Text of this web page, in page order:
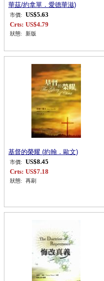
華茲/約拿單．愛德華滋)
市價:
US$5.63
Crts: US$4.79
狀態: 新版
基督的榮耀 (約翰．歐文)
市價:
US$8.45
Crts: US$7.18
狀態: 再刷